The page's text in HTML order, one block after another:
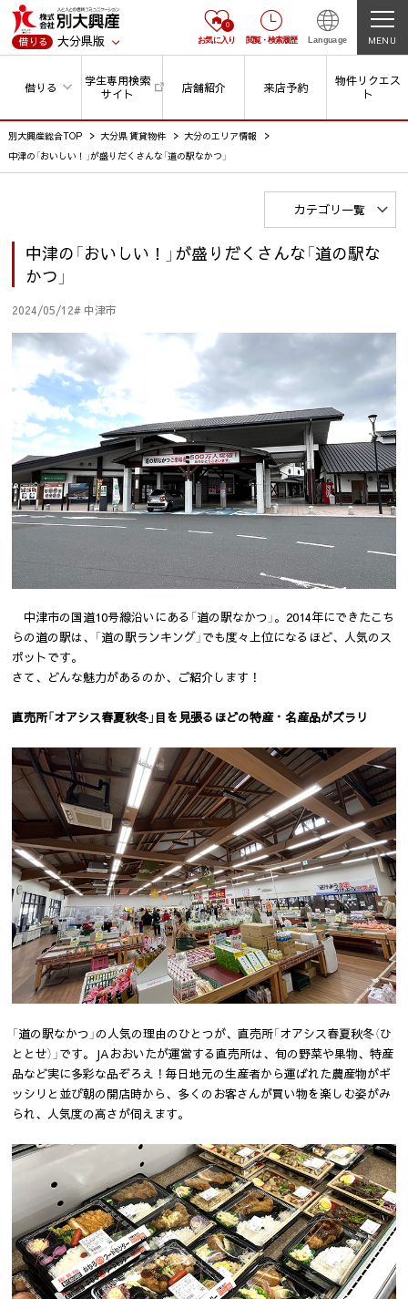
借りる 大分県版
0
お気に入り 閲覧・ 検索履歴 Language MENU
借りる
学生専用検索
サイト
店舗紹介 来店予約
物件リクエス
ト
別大興産総合TOP 大分県 賃貸物件
大分のエリア情報
中津の「おいしい！」が盛りだくさんな「道の駅なかつ」
カテゴリ一覧
中津の「おいしい！」が盛りだくさんな「道の駅な
かつ」
2024/05/12# 中津市
中津市の国道10号線沿いにある「道の駅なかつ」。2014年にできたこち
らの道の駅は、「道の駅ランキング」でも度々上位になるほど、人気のス
ポットです。
さて、どんな魅力があるのか、ご紹介します！
直売所「オアシス春夏秋冬」目を見張るほどの特産・名産品がズラリ
「道の駅なかつ」の人気の理由のひとつが、直売所「オアシス春夏秋冬（ひ
ととせ）」です。JAおおいたが運営する直売所は、旬の野菜や果物、特産
品など実に多彩な品ぞろえ！毎日地元の生産者から運ばれた農産物がギ
ッシリと並び朝の開店時から、多くのお客さんが買い物を楽しむ姿がみ
られ、人気度の高さが伺えます。